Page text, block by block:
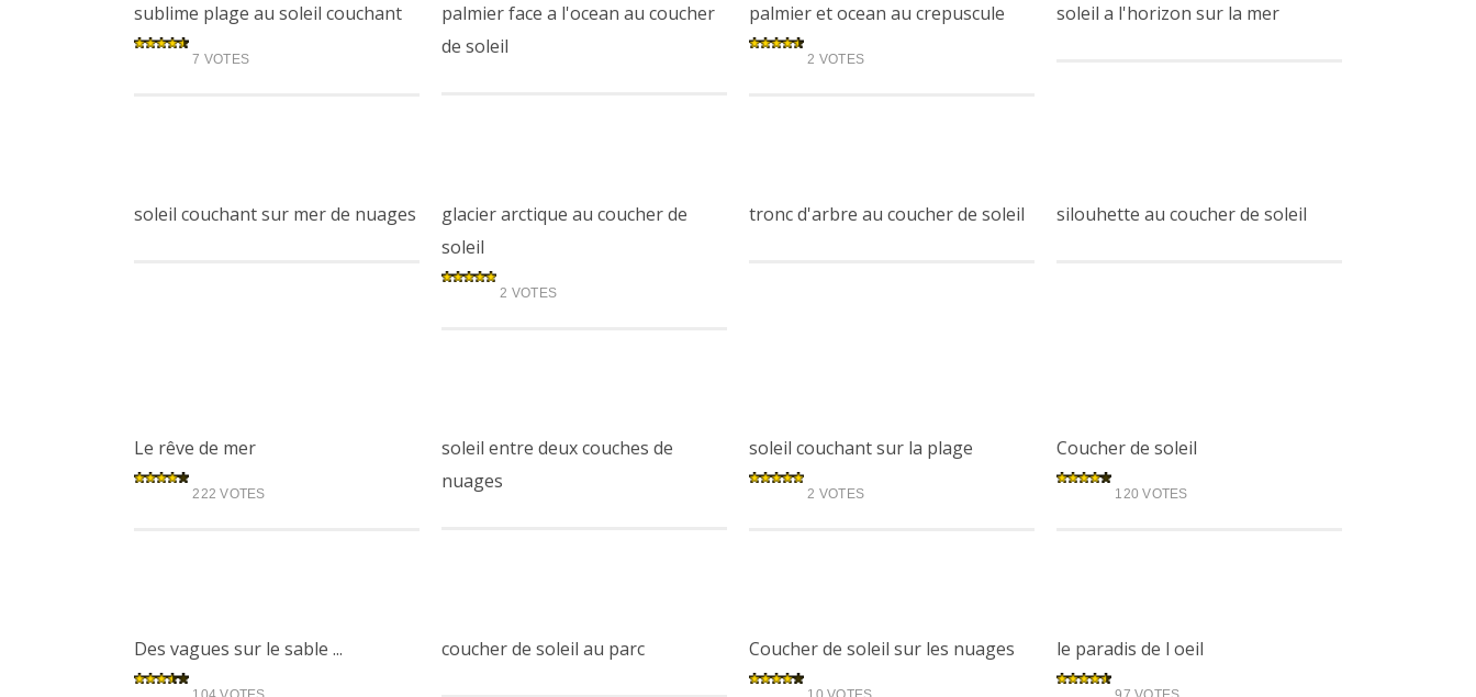
sublime plage au soleil couchant
7 VOTES
palmier face a l'ocean au coucher
de soleil
palmier et ocean au crepuscule
2 VOTES
soleil a l'horizon sur la mer
soleil couchant sur mer de nuages
glacier arctique au coucher de
soleil
2 VOTES
tronc d'arbre au coucher de soleil silouhette au coucher de soleil
Le rêve de mer
222 VOTES
soleil entre deux couches de
nuages
soleil couchant sur la plage
2 VOTES
Coucher de soleil
120 VOTES
Des vagues sur le sable ... coucher de soleil au parc Coucher de soleil sur les nuages le paradis de l oeil